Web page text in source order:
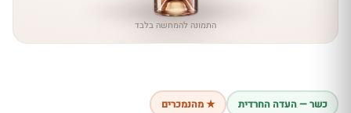
התמונה להמחשה בלבד
כשר — העדה החרדית ★ מהנמכרים